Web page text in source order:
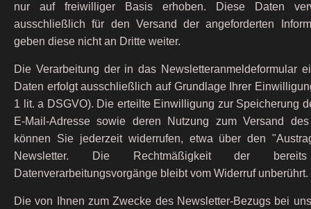
nur auf freiwilliger Basis erhoben. Diese Daten
ausschließlich für den Versand der angeforderten
geben diese nicht an Dritte weiter.
Die Verarbeitung der in das Newsletteranmeldeformular
Daten erfolgt ausschließlich auf Grundlage Ihrer
1 lit. a DSGVO). Die erteilte Einwilligung zur Speicherung
E-Mail-Adresse sowie deren Nutzung zum Versand
können Sie jederzeit widerrufen, etwa über den
Newsletter. Die Rechtmäßigkeit der
Datenverarbeitungsvorgänge bleibt vom Widerruf unberührt.
Die von Ihnen zum Zwecke des Newsletter-Bezugs bei